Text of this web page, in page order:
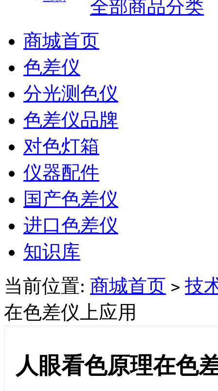
全部商品分类
商城首页
色差仪
分光测色仪
色差仪品牌
对色灯箱
仪器配件
国产色差仪
进口色差仪
知识库
当前位置: 商城首页 > 技
在色差仪上应用
人眼看色原理在色